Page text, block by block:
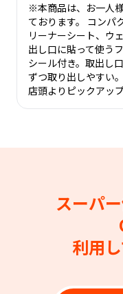
※本商品は、お一人
ております。 コンパ
リーナーシート、ウ
出し口に貼って使う
シール付き。取出し
ずつ取り出しやすい
店頭よりピックアッ
スーパ
利用